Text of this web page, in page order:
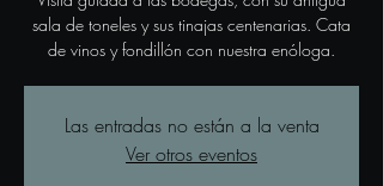
sala de toneles y sus tinajas centenarias. Cata
de vinos y fondillón con nuestra enóloga.
Las entradas no están a la venta
Ver otros eventos